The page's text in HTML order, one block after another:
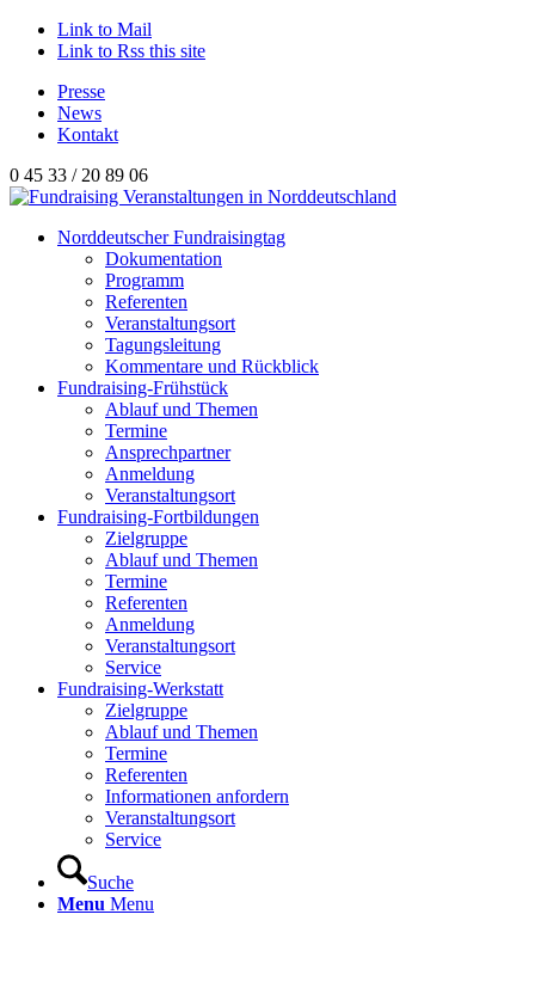
Link to Mail
Link to Rss this site
Presse
News
Kontakt
0 45 33 / 20 89 06
Norddeutscher Fundraisingtag
Dokumentation
Programm
Referenten
Veranstaltungsort
Tagungsleitung
Kommentare und Rückblick
Fundraising-Frühstück
Ablauf und Themen
Termine
Ansprechpartner
Anmeldung
Veranstaltungsort
Fundraising-Fortbildungen
Zielgruppe
Ablauf und Themen
Termine
Referenten
Anmeldung
Veranstaltungsort
Service
Fundraising-Werkstatt
Zielgruppe
Ablauf und Themen
Termine
Referenten
Informationen anfordern
Veranstaltungsort
Service
Suche
Menu Menu